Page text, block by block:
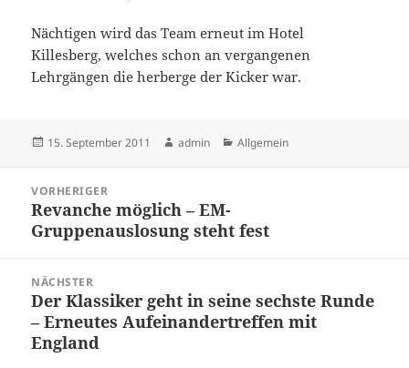
Nächtigen wird das Team erneut im Hotel
Killesberg, welches schon an vergangenen
Lehrgängen die herberge der Kicker war.
Veröffentlicht
15. September 2011 Autor
admin Kategorien
Allgemein
VORHERIGER
Vorheriger
Beitrag:
Revanche möglich – EM-
Gruppenauslosung steht fest
NÄCHSTER
Nächster
Beitrag:
Der Klassiker geht in seine sechste Runde
– Erneutes Aufeinandertreffen mit
England